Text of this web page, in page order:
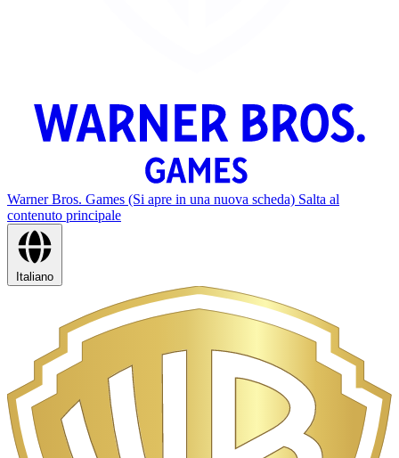
Warner Bros. Games (Si apre in una nuova scheda) Salta al
contenuto principale
Italiano